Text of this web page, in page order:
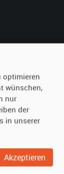
optimieren
wünschen,
nur
der
in unserer
Akzeptieren